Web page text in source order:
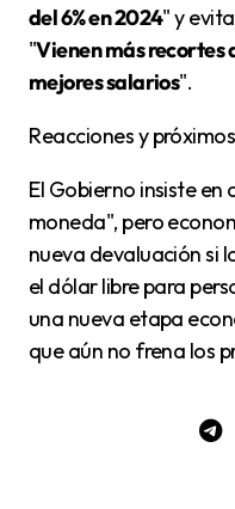
del 6% en 2024" y
"Vienen más recortes
mejores salarios".
Reacciones y
El Gobierno insiste en que la medida "fortalecerá la
moneda", pero
nueva devaluación si
el dólar libre para
una nueva etapa
que aún no frena los